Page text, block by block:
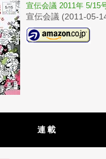
宣伝会議 2011年 5/15
宣伝会議 (2011-05-
連載